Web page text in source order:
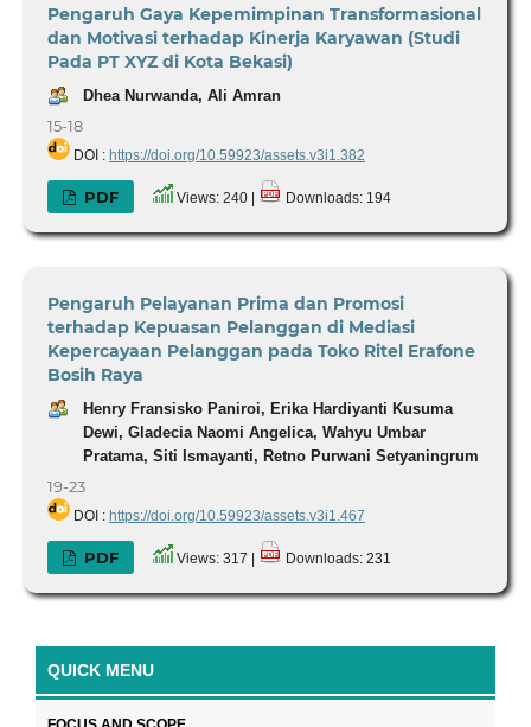
Pengaruh Gaya Kepemimpinan Transformasional
dan Motivasi terhadap Kinerja Karyawan (Studi
Pada PT XYZ di Kota Bekasi)
Dhea Nurwanda, Ali Amran
15-18
DOI : https://doi.org/10.59923/assets.v3i1.382
PDF Views: 240 | Downloads: 194
Pengaruh Pelayanan Prima dan Promosi
terhadap Kepuasan Pelanggan di Mediasi
Kepercayaan Pelanggan pada Toko Ritel Erafone
Bosih Raya
Henry Fransisko Paniroi, Erika Hardiyanti Kusuma
Dewi, Gladecia Naomi Angelica, Wahyu Umbar
Pratama, Siti Ismayanti, Retno Purwani Setyaningrum
19-23
DOI : https://doi.org/10.59923/assets.v3i1.467
PDF Views: 317 | Downloads: 231
QUICK MENU